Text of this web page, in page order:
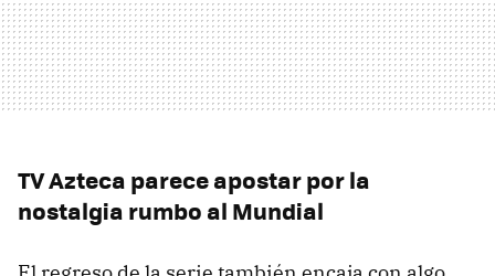
TV Azteca parece apostar por la
nostalgia rumbo al Mundial